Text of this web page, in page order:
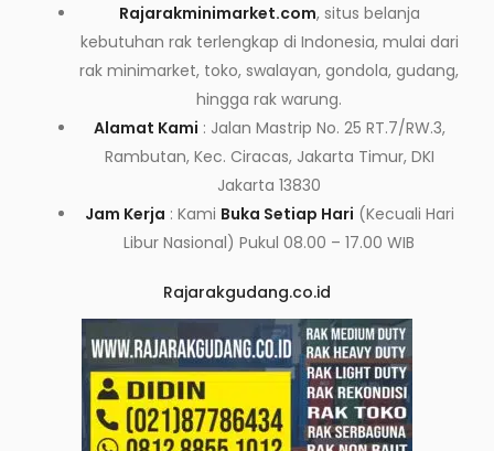
Rajarakminimarket.com, situs belanja
kebutuhan rak terlengkap di Indonesia, mulai dari
rak minimarket, toko, swalayan, gondola, gudang,
hingga rak warung.
Alamat Kami : Jalan Mastrip No. 25 RT.7/RW.3,
Rambutan, Kec. Ciracas, Jakarta Timur, DKI
Jakarta 13830
Jam Kerja : Kami Buka Setiap Hari (Kecuali Hari
Libur Nasional) Pukul 08.00 – 17.00 WIB
Rajarakgudang.co.id